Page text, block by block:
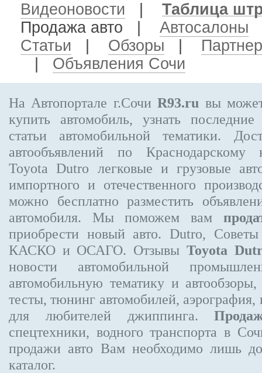
Видеоновости
Таблица
Продажа авто
Автосалоны
Статьи
Обзоры
Объявления Сочи
На Автопортале г.СочиR93.ru вы
купить автомобиль, узнать
статьи автомобильной тематики.
автообъявлений по
Toyota Dutro легковые и грузовые
импортного и отечественного
можно бесплатно разместить
автомобиля. Мы поможем вам
приобрести новый авто. Dutro, Советы
КАСКО и ОСАГО. Отзывы Toyota
новости автомобильной
автомобильную тематику и
тесты, тюнинг автомобилей,
для любителей джиппинга.
спецтехники, водного транспорта в
продажи авто Вам необходимо лишь
каталог.